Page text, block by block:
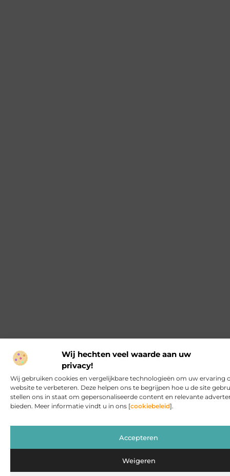
Wij hechten veel waarde aan uw
privacy!
Wij gebruiken cookies en vergelijkbare technologieën om uw ervaring
website te verbeteren. Deze helpen ons te begrijpen hoe u de site
stellen ons in staat om gepersonaliseerde content en relevante
bieden. Meer informatie vindt u in ons [cookiebeleid].
Accepteren
Weigeren